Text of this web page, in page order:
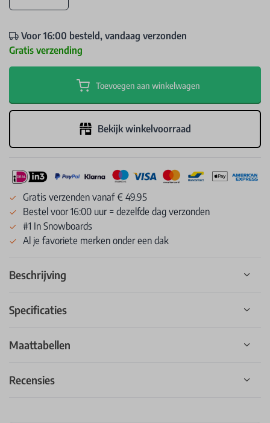
Voor 16:00 besteld, vandaag verzonden
Gratis verzending
Toevoegen aan winkelwagen
Bekijk winkelvoorraad
Gratis verzenden vanaf € 49.95
Bestel voor 16:00 uur = dezelfde dag verzonden
#1 In Snowboards
Al je favoriete merken onder een dak
Beschrijving
Specificaties
Maattabellen
Recensies